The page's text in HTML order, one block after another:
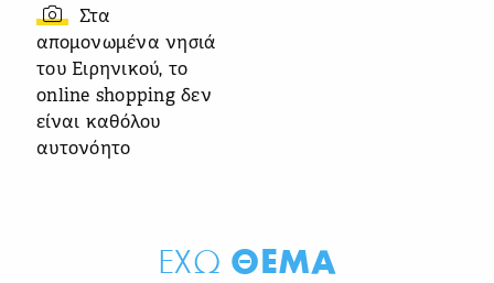
Στα
απομονωμένα νησιά
του Ειρηνικού, το
online shopping δεν
είναι καθόλου
αυτονόητο
ΕΧΩ ΘΕΜΑ